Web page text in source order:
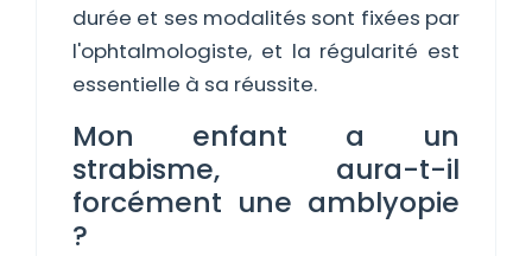
durée et ses modalités sont fixées par
l'ophtalmologiste, et la régularité est
essentielle à sa réussite.
Mon enfant a un
strabisme, aura-t-il
forcément une amblyopie
?